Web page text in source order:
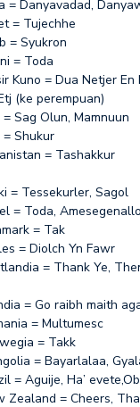
= Danyavadad,
= Tujechhe
= Syukron
= Toda
Kuno = Dua Netjer En
(ke perempuan)
Sag Olun, Mamnuun
Shukur
= Tashakkur
= Tessekurler, Sagol
= Toda,
= Tak
= Diolch Yn Fawr
= Thank Ye,
= Go raibh maith
= Multumesc
= Takk
= Bayarlalaa,
= Aguije, Ha’
Zealand = Cheers,